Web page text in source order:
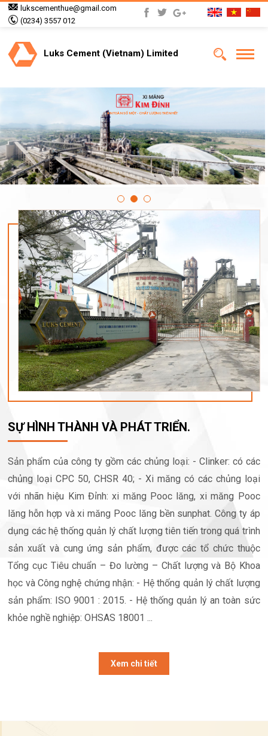
lukscementhue@gmail.com
(0234) 3557 012
Luks Cement (Vietnam) Limited
AN TOÀN SỐ MỘT - CHẤT LƯỢNG TRÊN HẾT
SỰ HÌNH THÀNH VÀ PHÁT TRIỂN.
Sản phẩm của công ty gồm các chủng loại: - Clinker: có các
chủng loại CPC 50, CHSR 40; - Xi măng có các chủng loại
với nhãn hiệu Kim Đỉnh: xi măng Pooc lăng, xi măng Pooc
lăng hỗn hợp và xi măng Pooc lăng bền sunphat. Công ty áp
dụng các hệ thống quản lý chất lượng tiên tiến trong quá trình
sản xuất và cung ứng sản phẩm, được các tổ chức thuộc
Tổng cục Tiêu chuẩn – Đo lường – Chất lượng và Bộ Khoa
học và Công nghệ chứng nhận: - Hệ thống quản lý chất lượng
sản phẩm: ISO 9001 : 2015. - Hệ thống quản lý an toàn sức
khỏe nghề nghiệp: OHSAS 18001 ...
Xem chi tiết